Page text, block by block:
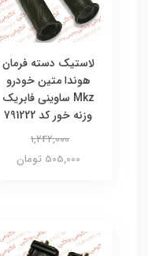
لاستیک دسته فرمان
هوندا متین خودرو
Mkz ساوینی فابریک
وزنه خور کد 791222
1,242,000
505,000 تومان